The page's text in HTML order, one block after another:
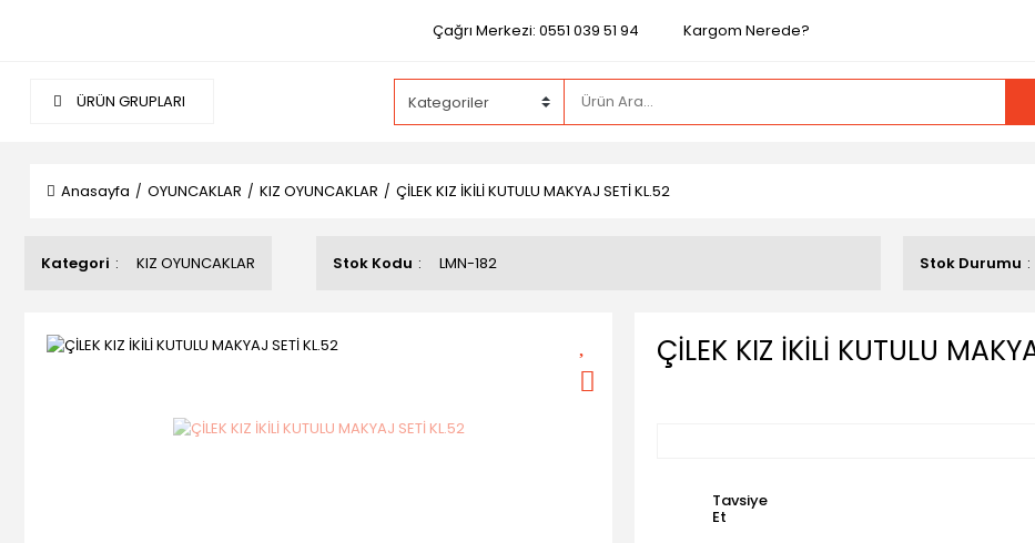
Çağrı Merkezi: 0551 039 51 94 Kargom Nerede?
ÜRÜN GRUPLARI
Anasayfa OYUNCAKLAR KIZ OYUNCAKLAR ÇİLEK KIZ İKİLİ KUTULU MAKYAJ SETİ KL.52
Kategori KIZ OYUNCAKLAR Stok Kodu LMN-182 Stok Durumu
ÇİLEK KIZ İKİLİ KUTULU
Tavsiye
Et